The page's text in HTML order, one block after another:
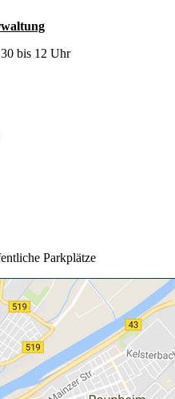
bis 12 Uhr
Parkplätze